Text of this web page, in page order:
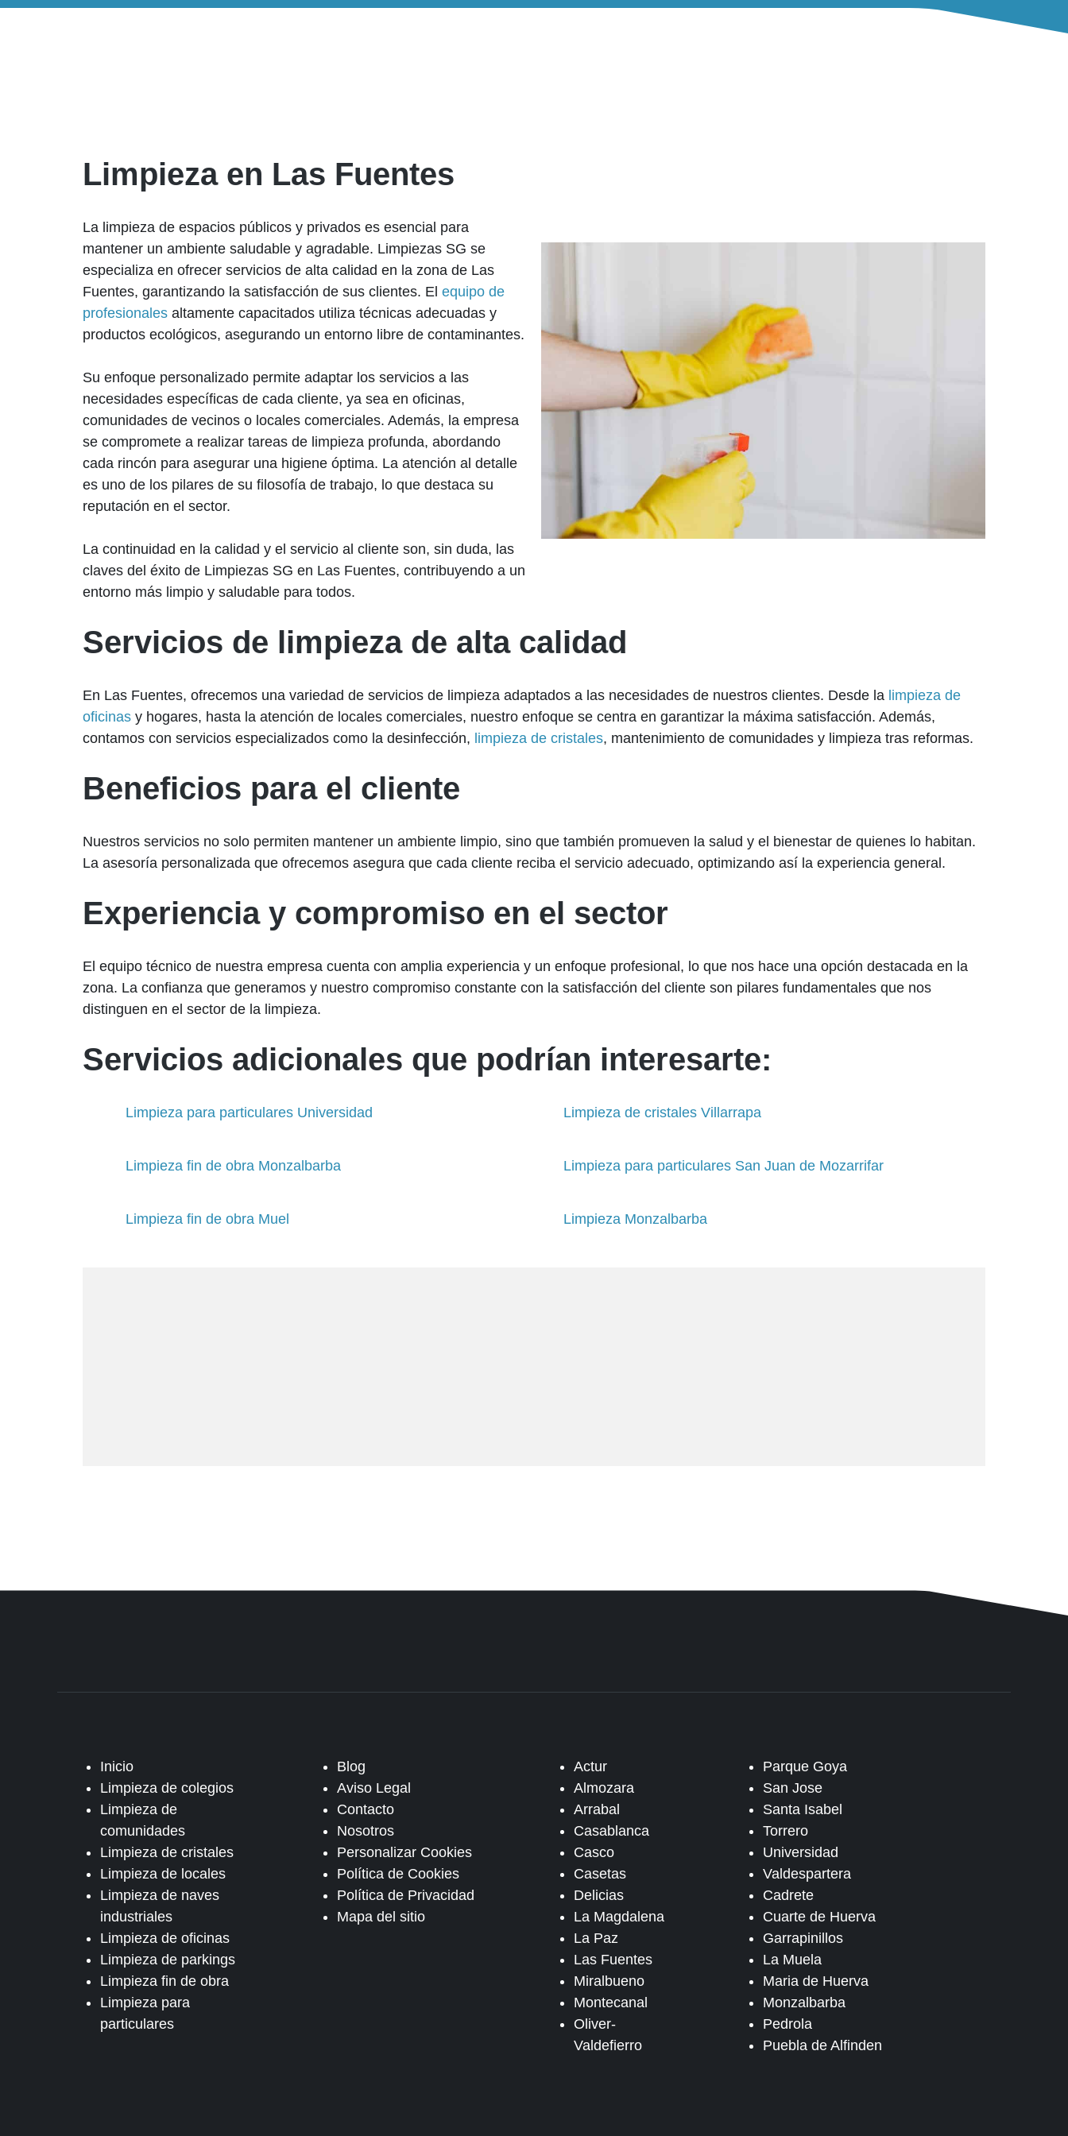
Limpieza en Las Fuentes
La limpieza de espacios públicos y privados es esencial para
mantener un ambiente saludable y agradable. Limpiezas SG se
especializa en ofrecer servicios de alta calidad en la zona de Las
Fuentes, garantizando la satisfacción de sus clientes. El equipo de
profesionales altamente capacitados utiliza técnicas adecuadas y
productos ecológicos, asegurando un entorno libre de contaminantes.
Su enfoque personalizado permite adaptar los servicios a las
necesidades específicas de cada cliente, ya sea en oficinas,
comunidades de vecinos o locales comerciales. Además, la empresa
se compromete a realizar tareas de limpieza profunda, abordando
cada rincón para asegurar una higiene óptima. La atención al detalle
es uno de los pilares de su filosofía de trabajo, lo que destaca su
reputación en el sector.
La continuidad en la calidad y el servicio al cliente son, sin duda, las
claves del éxito de Limpiezas SG en Las Fuentes, contribuyendo a un
entorno más limpio y saludable para todos.
Servicios de limpieza de alta calidad
En Las Fuentes, ofrecemos una variedad de servicios de limpieza adaptados a las necesidades de nuestros clientes. Desde la limpieza de
oficinas y hogares, hasta la atención de locales comerciales, nuestro enfoque se centra en garantizar la máxima satisfacción. Además,
contamos con servicios especializados como la desinfección, limpieza de cristales, mantenimiento de comunidades y limpieza tras reformas.
Beneficios para el cliente
Nuestros servicios no solo permiten mantener un ambiente limpio, sino que también promueven la salud y el bienestar de quienes lo habitan.
La asesoría personalizada que ofrecemos asegura que cada cliente reciba el servicio adecuado, optimizando así la experiencia general.
Experiencia y compromiso en el sector
El equipo técnico de nuestra empresa cuenta con amplia experiencia y un enfoque profesional, lo que nos hace una opción destacada en la
zona. La confianza que generamos y nuestro compromiso constante con la satisfacción del cliente son pilares fundamentales que nos
distinguen en el sector de la limpieza.
Servicios adicionales que podrían interesarte:
Limpieza para particulares Universidad Limpieza de cristales Villarrapa
Limpieza fin de obra Monzalbarba Limpieza para particulares San Juan de Mozarrifar
Limpieza fin de obra Muel Limpieza Monzalbarba
Inicio
Limpieza de colegios
Limpieza de
comunidades
Limpieza de cristales
Limpieza de locales
Limpieza de naves
industriales
Limpieza de oficinas
Limpieza de parkings
Limpieza fin de obra
Limpieza para
particulares
Blog
Aviso Legal
Contacto
Nosotros
Personalizar Cookies
Política de Cookies
Política de Privacidad
Mapa del sitio
Actur
Almozara
Arrabal
Casablanca
Casco
Casetas
Delicias
La Magdalena
La Paz
Las Fuentes
Miralbueno
Montecanal
Oliver-
Valdefierro
Parque Goya
San Jose
Santa Isabel
Torrero
Universidad
Valdespartera
Cadrete
Cuarte de Huerva
Garrapinillos
La Muela
Maria de Huerva
Monzalbarba
Pedrola
Puebla de Alfinden